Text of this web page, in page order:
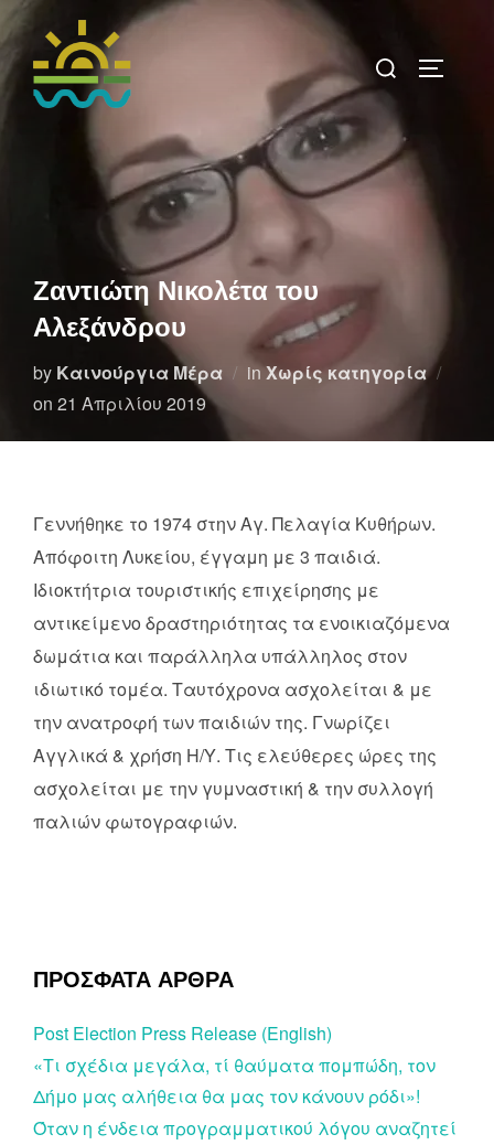
Skip
to
content
Search
for:
Ζαντιώτη Νικολέτα του
Αλεξάνδρου
by Καινούργια Μέρα inΧωρίς κατηγορία
on Posted
21 Απριλίου 2019
Γεννήθηκε το 1974 στην Αγ. Πελαγία Κυθήρων.
Απόφοιτη Λυκείου, έγγαμη με 3 παιδιά.
Ιδιοκτήτρια τουριστικής επιχείρησης με
αντικείμενο δραστηριότητας τα ενοικιαζόμενα
δωμάτια και παράλληλα υπάλληλος στον
ιδιωτικό τομέα. Ταυτόχρονα ασχολείται & με
την ανατροφή των παιδιών της. Γνωρίζει
Αγγλικά & χρήση Η/Υ. Τις ελεύθερες ώρες της
ασχολείται με την γυμναστική & την συλλογή
παλιών φωτογραφιών.
ΠΡΟΣΦΑΤΑ ΑΡΘΡΑ
Post Election Press Release (English)
«Τι σχέδια μεγάλα, τί θαύματα πομπώδη, τον
Δήμο μας αλήθεια θα μας τον κάνουν ρόδι»!
Όταν η ένδεια προγραμματικού λόγου αναζητεί